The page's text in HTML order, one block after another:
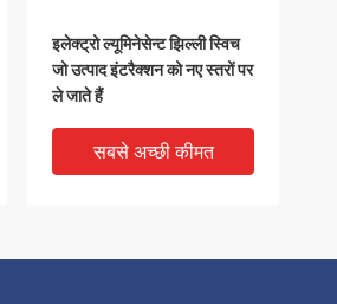
इलेक्ट्रो ल्यूमिनेसेन्ट झिल्ली स्विच
जो उत्पाद इंटरैक्शन को नए स्तरों पर
ले जाते हैं
सबसे अच्छी कीमत